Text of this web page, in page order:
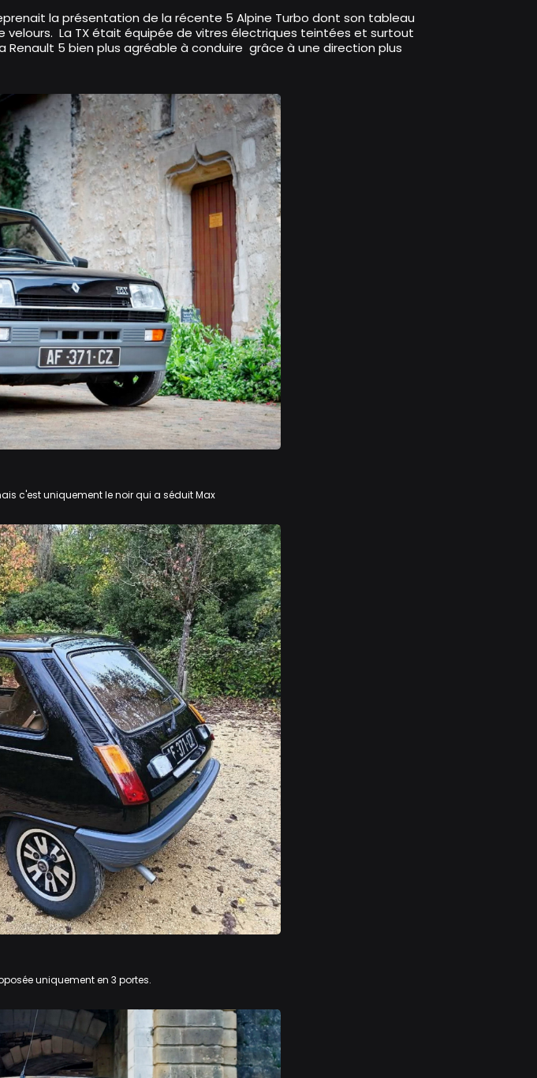
la présentation de la récente 5 Alpine Turbo dont son tableau
La TX était équipée de vitres électriques teintées et surtout
5 bien plus agréable à conduire grâce à une direction plus
c'est uniquement le noir qui a séduit Max
uniquement en 3 portes.